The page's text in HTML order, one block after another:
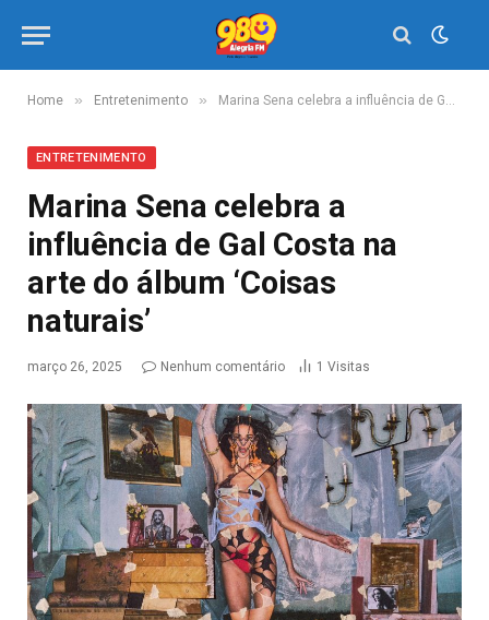
Home » Entretenimento » Marina Sena celebra a influência de Gal Costa na arte do álbum ‘Coisas naturais’
ENTRETENIMENTO
Marina Sena celebra a
influência de Gal Costa na
arte do álbum ‘Coisas
naturais’
março 26, 2025 Nenhum comentário 1 Visitas